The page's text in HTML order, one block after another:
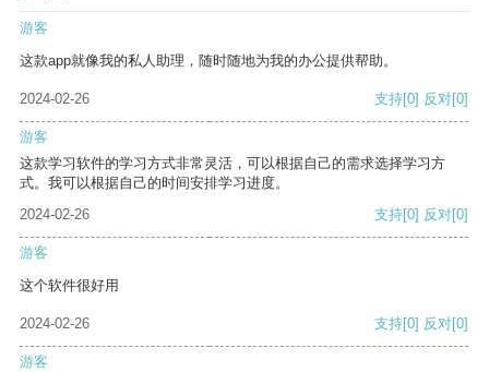
游客
这款app就像我的私人助理，随时随地为我的办公提供帮助。
2024-02-26 支持[0] 反对[0]
游客
这款学习软件的学习方式非常灵活，可以根据自己的需求选择学习方
式。我可以根据自己的时间安排学习进度。
2024-02-26
支持[0] 反对[0]
游客
这个软件很好用
2024-02-26 支持[0] 反对[0]
游客